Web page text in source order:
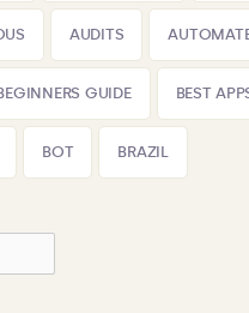
AUDITS
GUIDE BEST
BOT BRAZIL